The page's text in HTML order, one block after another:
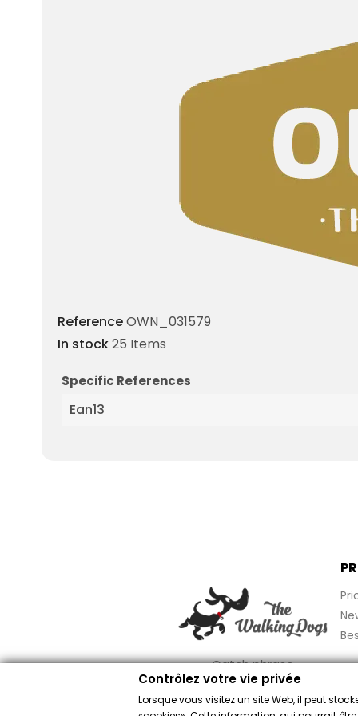
ReferenceOWN_031579
In stock25 Items
Specific References
Ean13
Catch phrase
Contrôlez votre vie privée
Lorsque vous visitez un site Web, il peut